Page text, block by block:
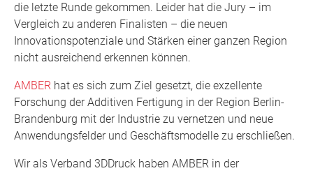
die letzte Runde gekommen. Leider hat die Jury – im
Vergleich zu anderen Finalisten – die neuen
Innovationspotenziale und Stärken einer ganzen Region
nicht ausreichend erkennen können.
AMBER hat es sich zum Ziel gesetzt, die exzellente
Forschung der Additiven Fertigung in der Region Berlin-
Brandenburg mit der Industrie zu vernetzen und neue
Anwendungsfelder und Geschäftsmodelle zu erschließen.
Wir als Verband 3DDruck haben AMBER in der